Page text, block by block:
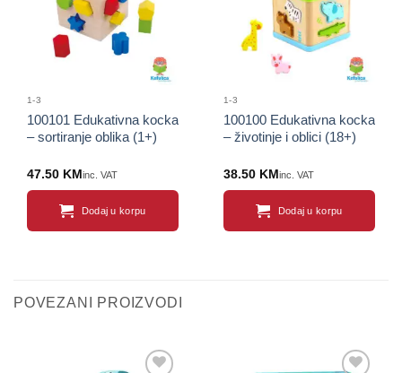
1-3
100101 Edukativna kocka
– sortiranje oblika (1+)
47.50 KM inc. VAT
Dodaj u korpu
1-3
100100 Edukativna kocka
– životinje i oblici (18+)
38.50 KM inc. VAT
Dodaj u korpu
POVEZANI PROIZVODI